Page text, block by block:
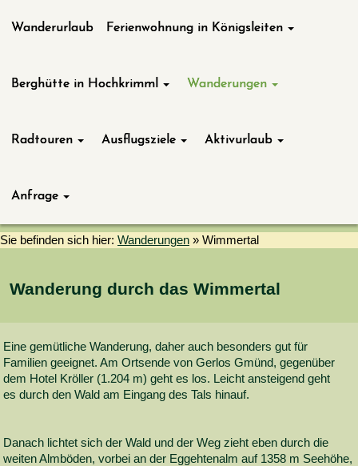
Wanderurlaub Ferienwohnung in Königsleiten
Berghütte in Hochkrimml Wanderungen
Radtouren Ausflugsziele Aktivurlaub
Anfrage
Sie befinden sich hier: Wanderungen » Wimmertal
Wanderung durch das Wimmertal
Eine gemütliche Wanderung, daher auch besonders gut für
Familien geeignet. Am Ortsende von Gerlos Gmünd, gegenüber
dem Hotel Kröller (1.204 m) geht es los. Leicht ansteigend geht
es durch den Wald am Eingang des Tals hinauf.
Danach lichtet sich der Wald und der Weg zieht eben durch die
weiten Almböden, vorbei an der Eggehtenalm auf 1358 m Seehöhe,